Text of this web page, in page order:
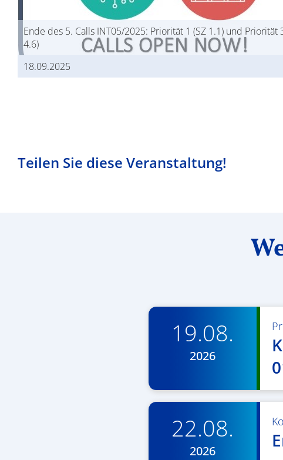
Ende des 5. Calls INT05/2025: Priorität 1 (SZ 1.1) und Priorität
4.6)
18.09.2025
Teilen Sie diese Veranstaltung!
19.08.
2026
22.08.
2026